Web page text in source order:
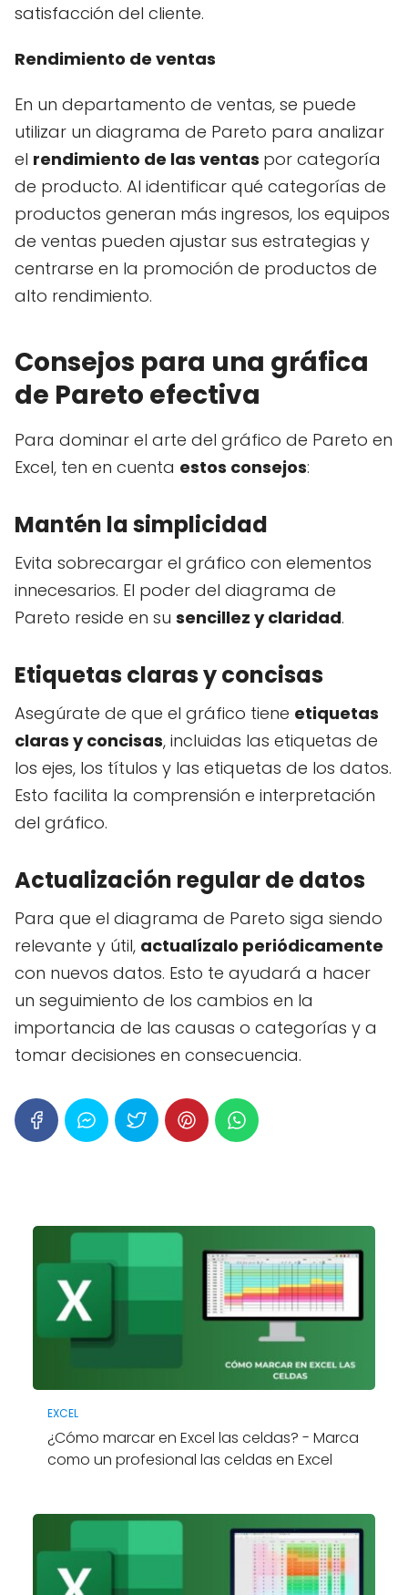
satisfacción del cliente.
Rendimiento de ventas
En un departamento de ventas, se puede
utilizar un diagrama de Pareto para analizar
el rendimiento de las ventas por categoría
de producto. Al identificar qué categorías de
productos generan más ingresos, los equipos
de ventas pueden ajustar sus estrategias y
centrarse en la promoción de productos de
alto rendimiento.
Consejos para una gráfica
de Pareto efectiva
Para dominar el arte del gráfico de Pareto en
Excel, ten en cuenta estos consejos:
Mantén la simplicidad
Evita sobrecargar el gráfico con elementos
innecesarios. El poder del diagrama de
Pareto reside en su sencillez y claridad.
Etiquetas claras y concisas
Asegúrate de que el gráfico tiene etiquetas
claras y concisas, incluidas las etiquetas de
los ejes, los títulos y las etiquetas de los datos.
Esto facilita la comprensión e interpretación
del gráfico.
Actualización regular de datos
Para que el diagrama de Pareto siga siendo
relevante y útil, actualízalo periódicamente
con nuevos datos. Esto te ayudará a hacer
un seguimiento de los cambios en la
importancia de las causas o categorías y a
tomar decisiones en consecuencia.
EXCEL
¿Cómo marcar en Excel las celdas? - Marca
como un profesional las celdas en Excel